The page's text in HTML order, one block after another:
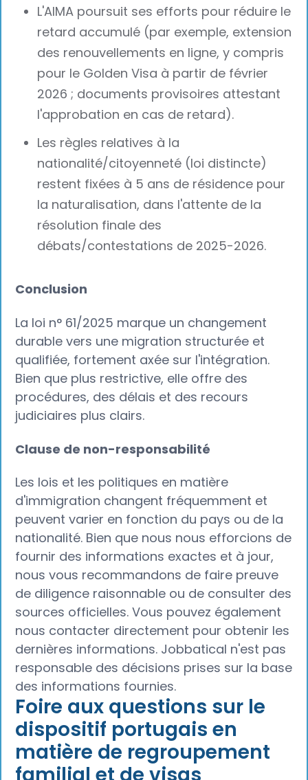
L'AIMA poursuit ses efforts pour réduire le
retard accumulé (par exemple, extension
des renouvellements en ligne, y compris
pour le Golden Visa à partir de février
2026 ; documents provisoires attestant
l'approbation en cas de retard).
Les règles relatives à la
nationalité/citoyenneté (loi distincte)
restent fixées à 5 ans de résidence pour
la naturalisation, dans l'attente de la
résolution finale des
débats/contestations de 2025-2026.
Conclusion
La loi n° 61/2025 marque un changement
durable vers une migration structurée et
qualifiée, fortement axée sur l'intégration.
Bien que plus restrictive, elle offre des
procédures, des délais et des recours
judiciaires plus clairs.
Clause de non-responsabilité
Les lois et les politiques en matière
d'immigration changent fréquemment et
peuvent varier en fonction du pays ou de la
nationalité. Bien que nous nous efforcions de
fournir des informations exactes et à jour,
nous vous recommandons de faire preuve
de diligence raisonnable ou de consulter des
sources officielles. Vous pouvez également
nous contacter directement pour obtenir les
dernières informations. Jobbatical n'est pas
responsable des décisions prises sur la base
des informations fournies.
Foire aux questions sur le
dispositif portugais en
matière de regroupement